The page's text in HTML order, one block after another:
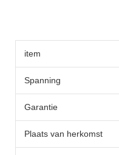
item
Spanning
Garantie
Plaats van herkomst